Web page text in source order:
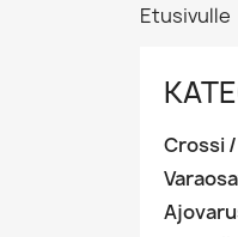
Etusivulle
Crossi